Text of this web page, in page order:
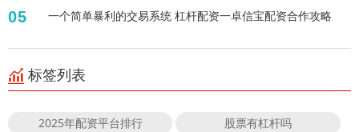
05 一个简单暴利的交易系统 杠杆配资一卓信宝配资合作攻略
标签列表
2025年配资平台排行 股票有杠杆吗